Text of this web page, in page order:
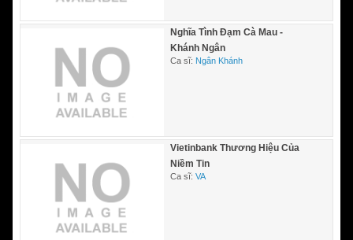
Nghĩa Tình Đạm Cà Mau -
Khánh Ngân
Ca sĩ: Ngân Khánh
Vietinbank Thương Hiệu Của
Niềm Tin
Ca sĩ: VA